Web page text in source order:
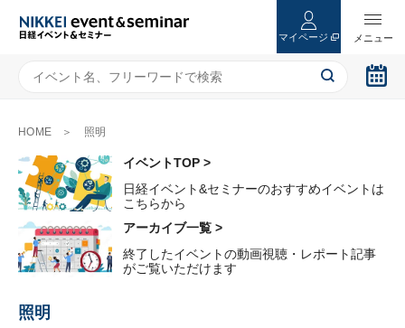
マイページ
HOME 照明
イベントTOP >
日経イベント&セミナーのおすすめイベントは
こちらから
アーカイブ一覧 >
終了したイベントの動画視聴・レポート記事
がご覧いただけます
照明